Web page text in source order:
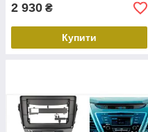
2 930 ₴
Купити